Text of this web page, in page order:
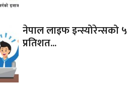
नेपाल लाइफ इन्स्योरेन्सको ५
प्रतिशत...